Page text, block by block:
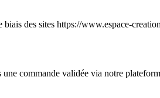
des sites https://www.espace-
commande validée via notre